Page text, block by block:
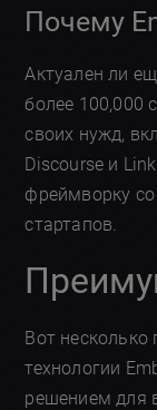
Почему
Актуален ли
более 100,000
своих нужд,
Discourse и
фреймворку
стартапов.
Вот несколько
технологии
решением для